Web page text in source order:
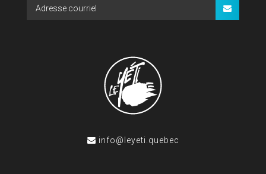
info@leyeti.quebec